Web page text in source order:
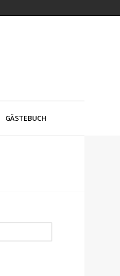
GÄSTEBUCH